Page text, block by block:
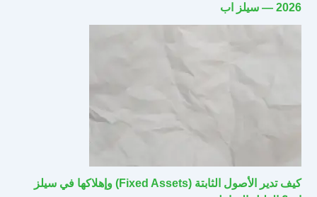
2026 — سيلز اب
كيف تدير الأصول الثابتة (Fixed Assets) وإهلاكها في سيلز